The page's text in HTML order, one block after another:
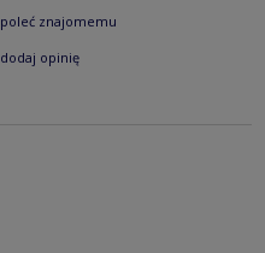
poleć znajomemu
dodaj opinię